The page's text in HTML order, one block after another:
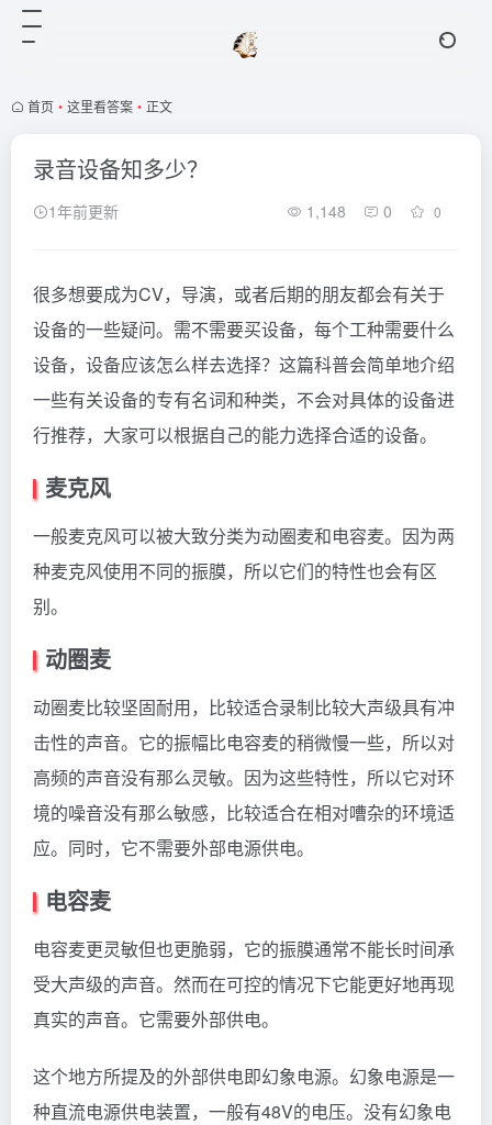
首页 • 这里看答案 • 正文
录音设备知多少？
1年前更新 1,148 0 0
很多想要成为CV，导演，或者后期的朋友都会有关于
设备的一些疑问。需不需要买设备，每个工种需要什么
设备，设备应该怎么样去选择？这篇科普会简单地介绍
一些有关设备的专有名词和种类，不会对具体的设备进
行推荐，大家可以根据自己的能力选择合适的设备。
麦克风
一般麦克风可以被大致分类为动圈麦和电容麦。因为两
种麦克风使用不同的振膜，所以它们的特性也会有区
别。
动圈麦
动圈麦比较坚固耐用，比较适合录制比较大声级具有冲
击性的声音。它的振幅比电容麦的稍微慢一些，所以对
高频的声音没有那么灵敏。因为这些特性，所以它对环
境的噪音没有那么敏感，比较适合在相对嘈杂的环境适
应。同时，它不需要外部电源供电。
电容麦
电容麦更灵敏但也更脆弱，它的振膜通常不能长时间承
受大声级的声音。然而在可控的情况下它能更好地再现
真实的声音。它需要外部供电。
这个地方所提及的外部供电即幻象电源。幻象电源是一
种直流电源供电装置，一般有48V的电压。没有幻象电